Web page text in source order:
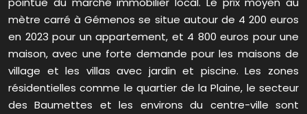
mètre carré à Gémenos se situe autour de 4 200 euros
en 2023 pour un appartement, et 4 800 euros pour une
maison, avec une forte demande pour les maisons de
village et les villas avec jardin et piscine. Les zones
résidentielles comme le quartier de la Plaine, le secteur
des Baumettes et les environs du centre-ville sont